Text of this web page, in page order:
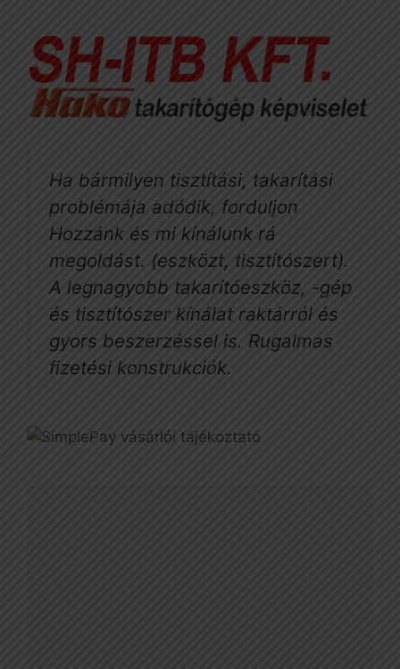
Ha bármilyen tisztítási, takarítási
problémája adódik, forduljon
Hozzánk és mi kínálunk rá
megoldást. (eszközt, tisztítószert).
A legnagyobb takarítóeszköz, -gép
és tisztítószer kínálat raktárról és
gyors beszerzéssel is. Rugalmas
fizetési konstrukciók.